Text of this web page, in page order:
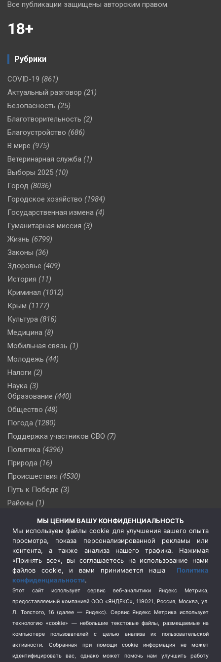
Все публикации защищены авторским правом.
18+
Рубрики
COVID-19 (861)
Актуальный разговор (21)
Безопасность (25)
Благотворительность (2)
Благоустройство (686)
В мире (975)
Ветеринарная служба (1)
Выборы 2025 (10)
Город (8036)
Городское хозяйство (1984)
Государственная измена (4)
Гуманитарная миссия (3)
Жизнь (6799)
Законы (36)
Здоровье (409)
История (11)
Криминал (1012)
Крым (1177)
Культура (816)
Медицина (8)
Мобильная связь (1)
Молодежь (44)
Налоги (2)
Наука (3)
Образование (440)
Общество (48)
Погода (1280)
Поддержка участников СВО (7)
Политика (4396)
Природа (16)
Происшествия (4530)
Путь к Победе (3)
Районы (1)
(510)
Сельское хозяйство (3)
Социальная политика
(3)
Спецоперация в Украине
Спецоперация на Украине
(404)
Спорт (740)
Терроризм (1)
Транспорт (262)
Туризм (178)
Флот (76)
МЫ ЦЕНИМ ВАШУ КОНФИДЕНЦИАЛЬНОСТЬ
Мы используем файлы cookie для улучшения вашего опыта
просмотра, показа персонализированной рекламы или
контента, а также анализа нашего трафика. Нажимая
«Принять все», вы соглашаетесь на использование нами
файлов cookie, и вами принимается наша Политика
конфиденциальности.
Этот сайт использует сервис веб-аналитики Яндекс Метрика,
предоставляемый компанией ООО «ЯНДЕКС», 119021, Россия, Москва, ул.
Л. Толстого, 16 (далее — Яндекс). Сервис Яндекс Метрика использует
технологию «cookie» — небольшие текстовые файлы, размещаемые на
компьютере пользователей с целью анализа их пользовательской
активности.
Собранная при помощи cookie информация не может
идентифицировать вас, однако может помочь нам улучшить работу